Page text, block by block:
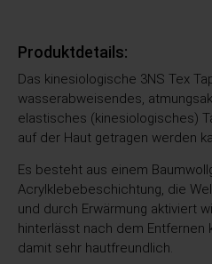
Produktdetails:
Das kinesiologische 3NS Tex
wasserabweisendes,
elastisches (kinesiologisches)
auf der Haut getragen werden
Es besteht aus einem
Acrylklebebeschichtung, die
und durch Erwärmung aktiviert
hinterlässt nach dem Entfernen
damit sehr hautfreundlich.